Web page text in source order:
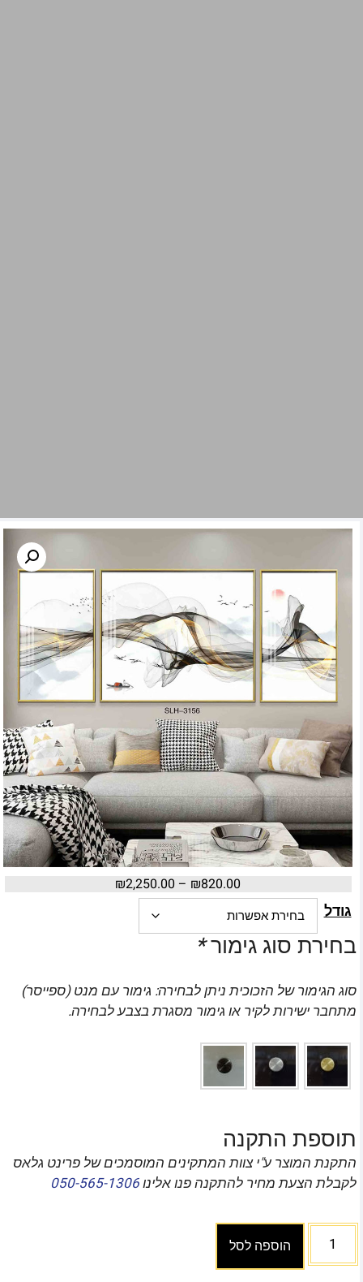
₪820.00
–
₪2,250.00
גודל
בחירת סוג גימור*
סוג הגימור של הזכוכית ניתן לבחירה: גימור עם מנט (ספייסר)
מתחבר ישירות לקיר או גימור מסגרת בצבע לבחירה.
תוספת התקנה
התקנת המוצר ע"י צוות המתקינים המוסמכים של פרינט גלאס
לקבלת הצעת מחיר להתקנה פנו אלינו050-565-1306
הוספה לסל